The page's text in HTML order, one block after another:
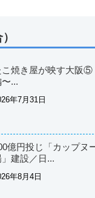
こ焼き屋が映す大阪
...
年7月31日
億円投じ「カップヌ
」建設／日...
年8月4日